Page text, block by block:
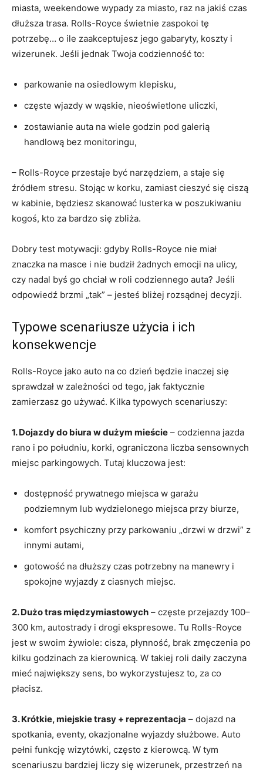
miasta, weekendowe wypady za miasto, raz na jakiś czas
dłuższa trasa. Rolls-Royce świetnie zaspokoi tę
potrzebę… o ile zaakceptujesz jego gabaryty, koszty i
wizerunek. Jeśli jednak Twoja codzienność to:
parkowanie na osiedlowym klepisku,
częste wjazdy w wąskie, nieoświetlone uliczki,
zostawianie auta na wiele godzin pod galerią
handlową bez monitoringu,
– Rolls-Royce przestaje być narzędziem, a staje się
źródłem stresu. Stojąc w korku, zamiast cieszyć się ciszą
w kabinie, będziesz skanować lusterka w poszukiwaniu
kogoś, kto za bardzo się zbliża.
Dobry test motywacji: gdyby Rolls-Royce nie miał
znaczka na masce i nie budził żadnych emocji na ulicy,
czy nadal byś go chciał w roli codziennego auta? Jeśli
odpowiedź brzmi „tak” – jesteś bliżej rozsądnej decyzji.
Typowe scenariusze użycia i ich
konsekwencje
Rolls-Royce jako auto na co dzień będzie inaczej się
sprawdzał w zależności od tego, jak faktycznie
zamierzasz go używać. Kilka typowych scenariuszy:
1. Dojazdy do biura w dużym mieście – codzienna jazda
rano i po południu, korki, ograniczona liczba sensownych
miejsc parkingowych. Tutaj kluczowa jest:
dostępność prywatnego miejsca w garażu
podziemnym lub wydzielonego miejsca przy biurze,
komfort psychiczny przy parkowaniu „drzwi w drzwi” z
innymi autami,
gotowość na dłuższy czas potrzebny na manewry i
spokojne wyjazdy z ciasnych miejsc.
2. Dużo tras międzymiastowych – częste przejazdy 100–
300 km, autostrady i drogi ekspresowe. Tu Rolls-Royce
jest w swoim żywiole: cisza, płynność, brak zmęczenia po
kilku godzinach za kierownicą. W takiej roli daily zaczyna
mieć największy sens, bo wykorzystujesz to, za co
płacisz.
3. Krótkie, miejskie trasy + reprezentacja – dojazd na
spotkania, eventy, okazjonalne wyjazdy służbowe. Auto
pełni funkcję wizytówki, często z kierowcą. W tym
scenariuszu bardziej liczy się wizerunek, przestrzeń na